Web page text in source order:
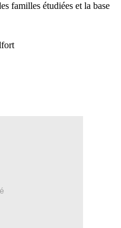
familles étudiées et la base